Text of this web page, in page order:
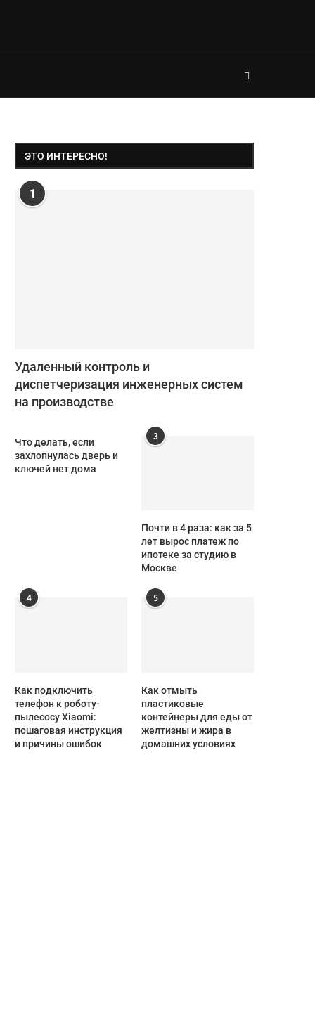
ЭТО ИНТЕРЕСНО!
1
Удаленный контроль и
диспетчеризация инженерных систем
на производстве
Что делать, если
захлопнулась дверь и
ключей нет дома
3
Почти в 4 раза: как за 5
лет вырос платеж по
ипотеке за студию в
Москве
4
Как подключить
телефон к роботу-
пылесосу Xiaomi:
пошаговая инструкция
и причины ошибок
5
Как отмыть
пластиковые
контейнеры для еды от
желтизны и жира в
домашних условиях